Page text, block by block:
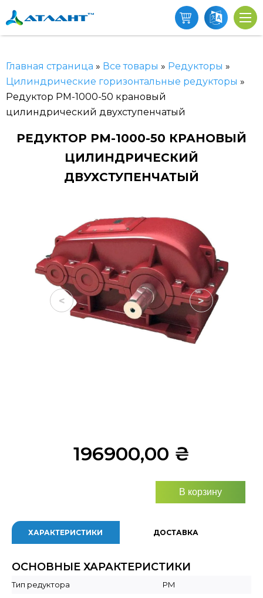
Главная страница » Все товары » Редукторы »
Цилиндрические горизонтальные редукторы »
Редуктор РМ-1000-50 крановый
цилиндрический двухступенчатый
РЕДУКТОР РМ-1000-50 КРАНОВЫЙ
ЦИЛИНДРИЧЕСКИЙ
ДВУХСТУПЕНЧАТЫЙ
< >
196900,00 ₴
В корзину
ХАРАКТЕРИСТИКИ ДОСТАВКА
ОСНОВНЫЕ ХАРАКТЕРИСТИКИ
Тип редуктора
РМ